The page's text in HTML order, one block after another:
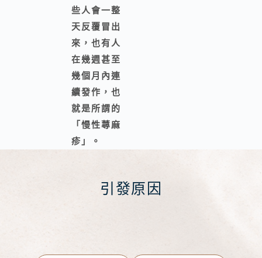
些人會一整
天反覆冒出
來，也有人
在幾週甚至
幾個月內連
續發作，也
就是所謂的
「慢性蕁麻
疹」。
引發原因